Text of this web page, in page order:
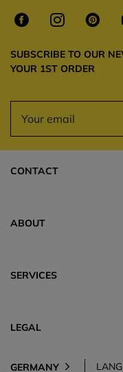
SUBSCRIBE TO OUR
YOUR 1ST ORDER
CONTACT
ABOUT
SERVICES
LEGAL
GERMANY